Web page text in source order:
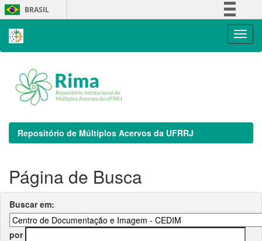
Skip
navigation
BRASIL
Repositório de Múltiplos Acervos da UFRRJ
Página de Busca
Buscar em:
por